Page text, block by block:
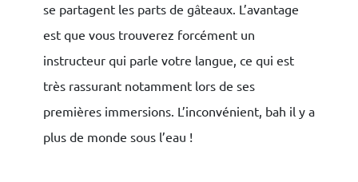
se partagent les parts de gâteaux. L’avantage
est que vous trouverez forcément un
instructeur qui parle votre langue, ce qui est
très rassurant notamment lors de ses
premières immersions. L’inconvénient, bah il y a
plus de monde sous l’eau !